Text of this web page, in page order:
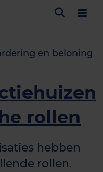
en beloning
rollen
hebben
rollen.